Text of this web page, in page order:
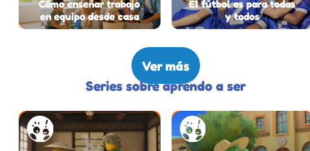
Cómo enseñar trabajo
en equipo desde casa
El fútbol es para todas
y todos
Ver más
Series sobre aprendo a ser